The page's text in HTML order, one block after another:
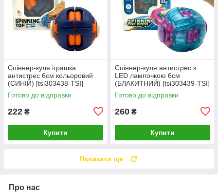
Спіннер-куля іграшка
антистрес 6см кольоровий
(СИНІЙ) [tsi303438-TSI]
Готово до відправки
222 ₴
Купити
Спіннер-куля антистрес з
LED лампочкою 6см
(БЛАКИТНИЙ) [tsi303439-TSI]
Готово до відправки
260 ₴
Купити
Показати ще
Про нас